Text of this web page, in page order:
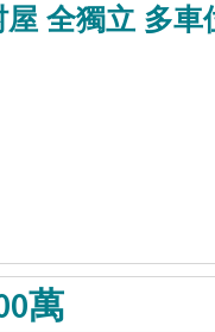
屋 全獨立 多
萬